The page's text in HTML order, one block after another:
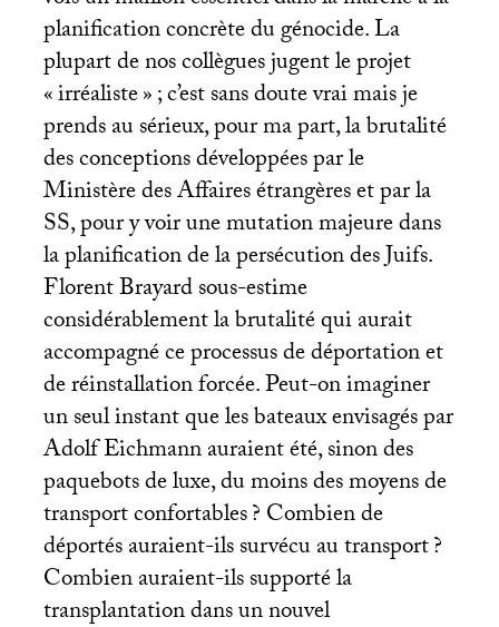
planification concrète du génocide. La
plupart de nos collègues jugent le projet
«irréaliste»; c’est sans doute vrai mais je
prends au sérieux, pour ma part, la brutalité
des conceptions développées par le
Ministère des Affaires étrangères et par la
SS, pour y voir une mutation majeure dans
la planification de la persécution des Juifs.
Florent Brayard sous-estime
considérablement la brutalité qui aurait
accompagné ce processus de déportation et
de réinstallation forcée. Peut-on imaginer
un seul instant que les bateaux envisagés par
Adolf Eichmann auraient été, sinon des
paquebots de luxe, du moins des moyens de
transport confortables? Combien de
déportés auraient-ils survécu au transport?
Combien auraient-ils supporté la
transplantation dans un nouvel